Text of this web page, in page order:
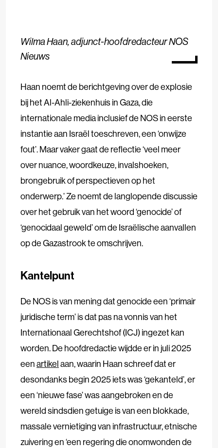
Wilma Haan, adjunct-hoofdredacteur NOS
Nieuws
Haan noemt de berichtgeving over de explosie
bij het Al-Ahli-ziekenhuis in Gaza, die
internationale media inclusief de NOS in eerste
instantie aan Israël toeschreven, een ‘onwijze
fout’. Maar vaker gaat de reflectie ‘veel meer
over nuance, woordkeuze, invalshoeken,
brongebruik of perspectieven op het
onderwerp.’ Ze noemt de langlopende discussie
over het gebruik van het woord ‘genocide’ of
‘genocidaal geweld’ om de Israëlische aanvallen
op de Gazastrook te omschrijven.
Kantelpunt
De NOS is van mening dat genocide een ‘primair
juridische term’ is dat pas na vonnis van het
Internationaal Gerechtshof (ICJ) ingezet kan
worden. De hoofdredactie wijdde er in juli 2025
eenartikelaan, waarin Haan schreef dat er
desondanks begin 2025 iets was ‘gekanteld’, er
een ‘nieuwe fase’ was aangebroken en de
wereld sindsdien getuige is van een blokkade,
massale vernietiging van infrastructuur, etnische
zuivering en ‘een regering die onomwonden de